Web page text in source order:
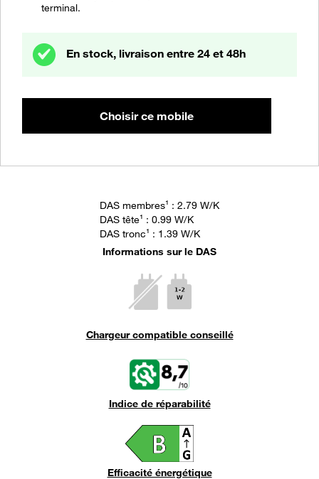
terminal.
En stock, livraison entre 24 et 48h
Choisir ce mobile
DAS membres¹ : 2.79 W/K
DAS tête¹ : 0.99 W/K
DAS tronc¹ : 1.39 W/K
Informations sur le DAS
Chargeur compatible conseillé
Indice de réparabilité
Efficacité énergétique